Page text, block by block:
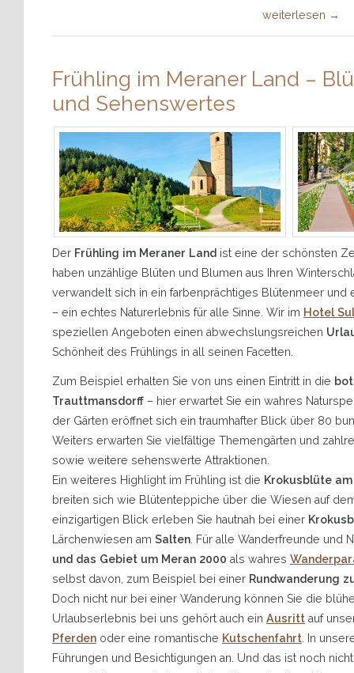
weiterlesen →
Frühling im Meraner Land –
und Sehenswertes
Der Frühling im Meraner Land ist eine der schönsten
haben unzählige Blüten und Blumen aus Ihren
verwandelt sich in ein farbenprächtiges Blütenmeer und
– ein echtes Naturerlebnis für alle Sinne. Wir im Hotel
speziellen Angeboten einen abwechslungsreichen
Schönheit des Frühlings in all seinen Facetten.
Zum Beispiel erhalten Sie von uns einen Eintritt in die
Trauttmansdorff – hier erwartet Sie ein wahres
der Gärten eröffnet sich ein traumhafter Blick über 80
Weiters erwarten Sie vielfältige Themengärten und
sowie weitere sehenswerte Attraktionen.
Ein weiteres Highlight im Frühling ist die Krokusblüte
breiten sich wie Blütenteppiche über die Wiesen auf
einzigartigen Blick erleben Sie hautnah bei einer
Lärchenwiesen am Salten . Für alle Wanderfreunde
und das Gebiet um Meran 2000 als wahres
selbst davon, zum Beispiel bei einer Rundwanderung
Doch nicht nur bei einer Wanderung können Sie die
Urlaubserlebnis bei uns gehört auch ein Ausritt auf
Pferden oder eine romantische Kutschenfahrt . In
Führungen und Besichtigungen an. Und das ist noch